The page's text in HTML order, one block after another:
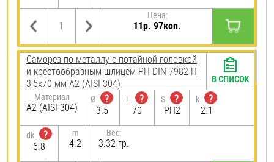
Цена:
11р. 97коп.
Саморез по металлу с потайной головкой
и крестообразным шлицем PH DIN 7982 H
3,5х70 мм А2 (AISI 304)
Материал
А2 (AISI 304)
Ø
?
3.5
L
?
70
S
?
PH2
k
?
2.1
dk
?
6.8
m
4.2
Вес:
3.32 гр.
В СПИСОК